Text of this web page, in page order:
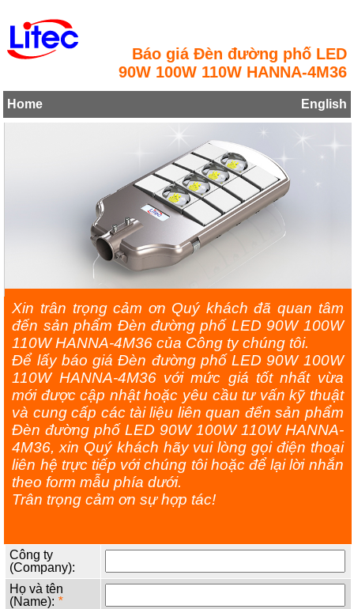
Báo giá Đèn đường phố LED
90W 100W 110W HANNA-4M36
Home English
Xin trân trọng cảm ơn Quý khách đã quan tâm
đến sản phẩm Đèn đường phố LED 90W 100W
110W HANNA-4M36 của Công ty chúng tôi.
Để lấy báo giá Đèn đường phố LED 90W 100W
110W HANNA-4M36 với mức giá tốt nhất vừa
mới được cập nhật hoặc yêu cầu tư vấn kỹ thuật
và cung cấp các tài liệu liên quan đến sản phẩm
Đèn đường phố LED 90W 100W 110W HANNA-
4M36, xin Quý khách hãy vui lòng gọi điện thoại
liên hệ trực tiếp với chúng tôi hoặc để lại lời nhắn
theo form mẫu phía dưới.
Trân trọng cảm ơn sự hợp tác!
Công ty
(Company):
Họ và tên
(Name): *